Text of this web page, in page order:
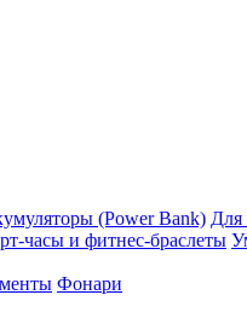
(Power Bank) Для
часы и фитнес-браслеты
Фонари